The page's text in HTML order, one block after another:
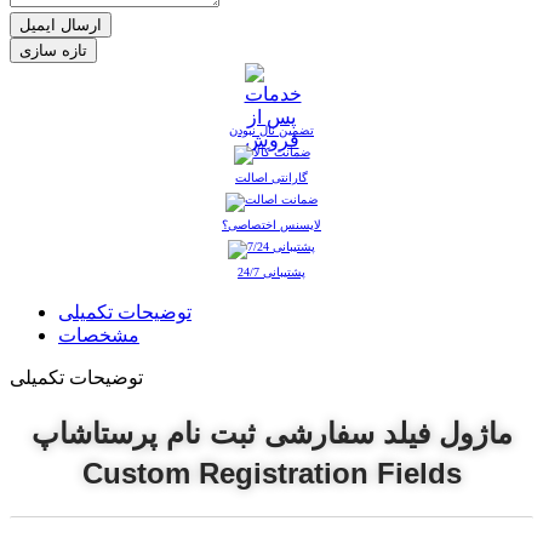
ارسال ایمیل
تضمین نال نبودن
گارانتی اصالت
لایسنس اختصاصی؟
پشتیبانی 24/7
توضیحات تکمیلی
مشخصات
توضیحات تکمیلی
ماژول فیلد سفارشی ثبت نام پرستاشاپ
Custom Registration Fields